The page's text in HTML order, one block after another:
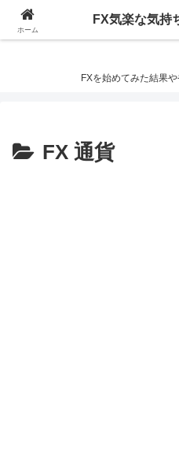
FX気楽な気持
FXを始めてみた結果
FX 通貨
ホーム
FX気楽な気持